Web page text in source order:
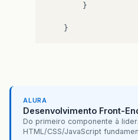
}
}
ALURA
Desenvolvimento Front-
Do primeiro componente à
HTML/CSS/JavaScript